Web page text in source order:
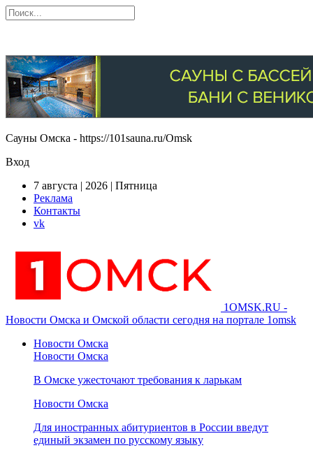
Сауны Омска - https://101sauna.ru/Omsk
Вход
7 августа | 2026 | Пятница
Реклама
Контакты
vk
1OMSK.RU -
Новости Омска и Омской области сегодня на портале 1omsk
Новости Омска
Новости Омска
В Омске ужесточают требования к ларькам
Новости Омска
Для иностранных абитуриентов в России введут
единый экзамен по русскому языку